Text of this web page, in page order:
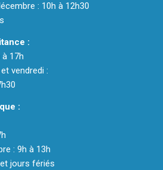
: 10h à 12h30
:
17h
vendredi :
:
: 9h à 13h
jours fériés